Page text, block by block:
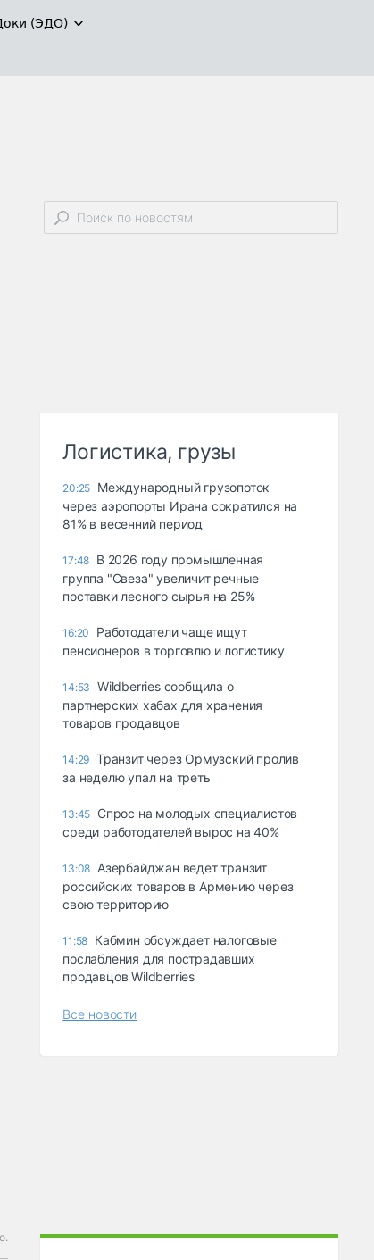
(ЭДО)
Логистика, грузы
20:25 Международный грузопоток
через аэропорты Ирана сократился на
81% в весенний период
17:48 В 2026 году промышленная
группа "Свеза" увеличит речные
поставки лесного сырья на 25%
16:20
Работодатели чаще ищут
пенсионеров в торговлю и логистику
14:53
Wildberries сообщила о
партнерских хабах для хранения
товаров продавцов
14:29 Транзит через Ормузский пролив
за неделю упал на треть
13:45 Спрос на молодых специалистов
среди работодателей вырос на 40%
13:08 Азербайджан ведет транзит
российских товаров в Армению через
свою территорию
11:58 Кабмин обсуждает налоговые
послабления для пострадавших
продавцов Wildberries
Все новости